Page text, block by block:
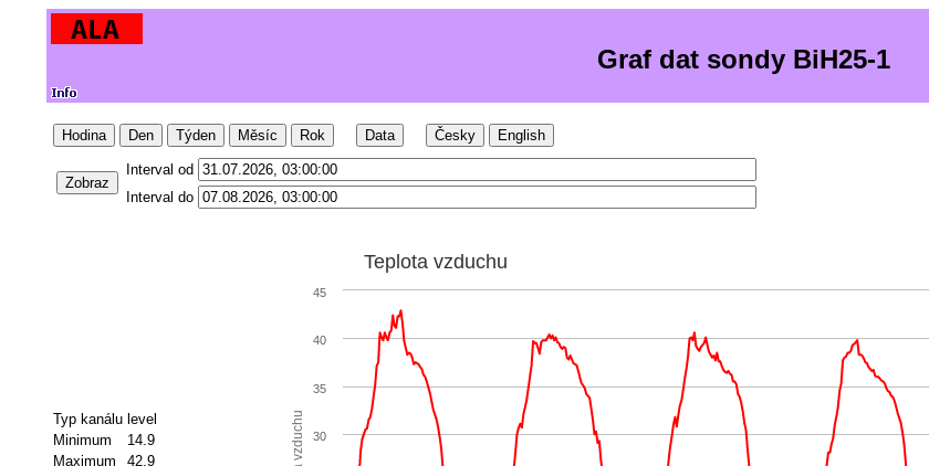
Graf dat sondy BiH25-1
Hodina Den Týden Měsíc Rok Data Česky English
Zobraz
Interval od
Interval do
Typ kanálu level
Minimum
14.9
Maximum
42.9
Teplota vzduchu
30
35
40
45